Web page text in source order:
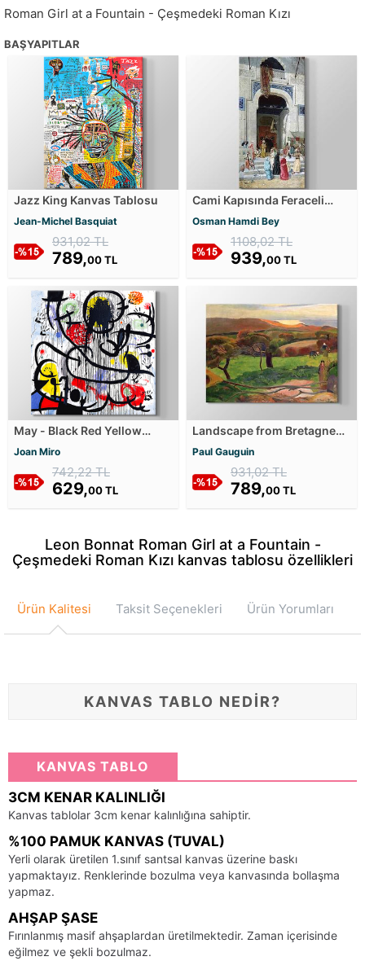
Roman Girl at a Fountain - Çeşmedeki Roman Kızı
BAŞYAPITLAR
Jazz King Kanvas Tablosu
Jean-Michel Basquiat
931,02 TL
789,00 TL
Cami Kapısında Feraceli
Kadınlar Kanvas Tablosu
Osman Hamdi Bey
1108,02 TL
939,00 TL
May - Black Red Yellow
Kanvas Tablosu
Joan Miro
742,22 TL
629,00 TL
Landscape from Bretagne
Kanvas Tablosu
Paul Gauguin
931,02 TL
789,00 TL
Leon Bonnat Roman Girl at a Fountain -
Çeşmedeki Roman Kızı kanvas tablosu özellikleri
Ürün Kalitesi Taksit Seçenekleri Ürün Yorumları
KANVAS TABLO NEDİR?
KANVAS TABLO
3CM KENAR KALINLIĞI
Kanvas tablolar 3cm kenar kalınlığına sahiptir.
%100 PAMUK KANVAS (TUVAL)
Yerli olarak üretilen 1.sınıf santsal kanvas üzerine baskı
yapmaktayız. Renklerinde bozulma veya kanvasında bollaşma
yapmaz.
AHŞAP ŞASE
Fırınlanmış masif ahşaplardan üretilmektedir. Zaman içerisinde
eğilmez ve şekli bozulmaz.